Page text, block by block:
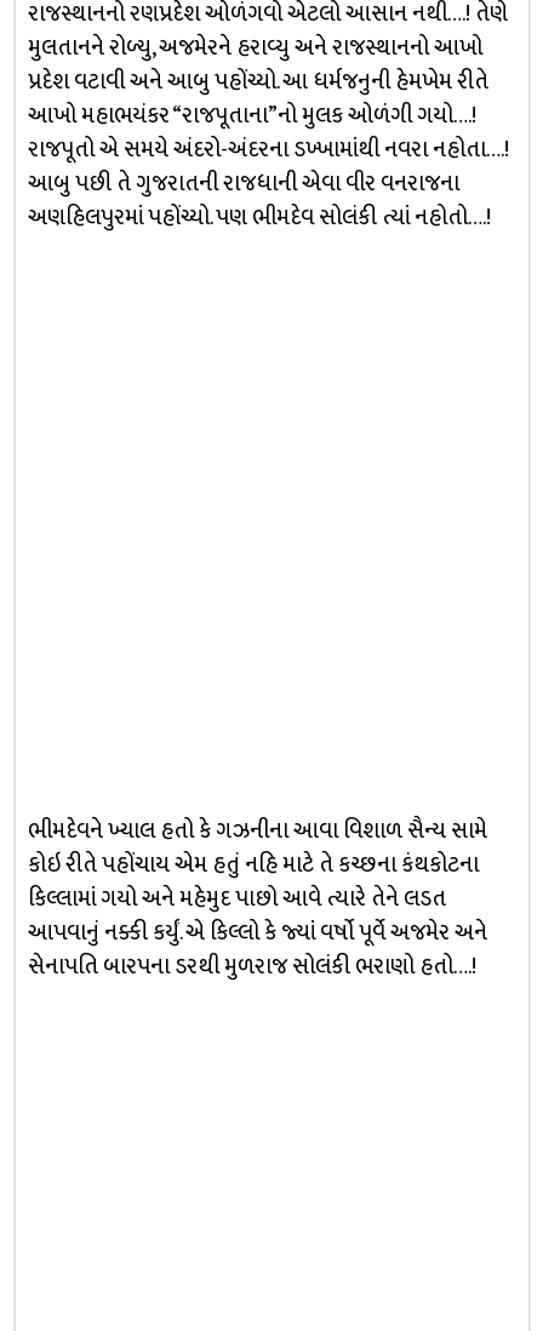
રાજસ્થાનનો રણપ્રદેશ ઓળંગવો એટલો આસાન નથી….! તેણે
મુલતાનને રોળ્યુ, અજમેરને હરાવ્યુ અને રાજસ્થાનનો આખો
પ્રદેશ વટાવી અને આબુ પહોંચ્યો. આ ધર્મજનુની હેમખેમ રીતે
આખો મહાભયંકર “રાજપૂતાના”નો મુલક ઓળંગી ગયો….!
રાજપૂતો એ સમયે અંદરો-અંદરના ડખ્ખામાંથી નવરા નહોતા….!
આબુ પછી તે ગુજરાતની રાજધાની એવા વીર વનરાજના
અણહિલપુરમાં પહોંચ્યો. પણ ભીમદેવ સોલંકી ત્યાં નહોતો….!
ભીમદેવને ખ્યાલ હતો કે ગઝનીના આવા વિશાળ સૈન્ય સામે
કોઇ રીતે પહોંચાય એમ હતું નહિ માટે તે કચ્છના કંથકોટના
કિલ્લામાં ગયો અને મહેમુદ પાછો આવે ત્યારે તેને લડત
આપવાનું નક્કી કર્યું. એ કિલ્લો કે જ્યાં વર્ષો પૂર્વે અજમેર અને
સેનાપતિ બારપના ડરથી મુળરાજ સોલંકી ભરાણો હતો….!